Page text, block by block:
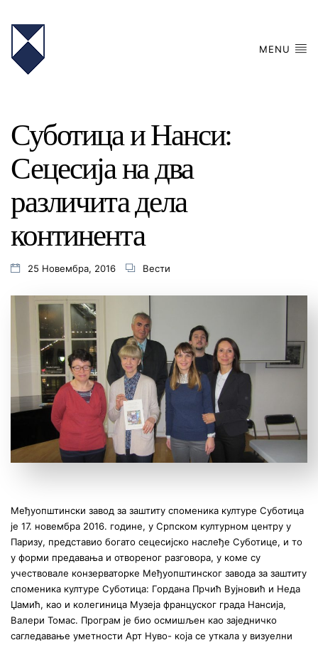
MENU
Суботица и Нанси:
Сецесија на два
различита дела
континента
25 Новембра, 2016 Вести
Међуопштински завод за заштиту споменика културе Суботица
је 17. новембра 2016. године, у Српском културном центру у
Паризу, представио богато сецесијско наслеђе Суботице, и то
у форми предавања и отвореног разговора, у коме су
учествовале конзерваторке Међуопштинског завода за заштиту
споменика културе Суботица: Гордана Прчић Вујновић и Неда
Џамић, као и колегиница Музеја француског града Нансија,
Валери Томас. Програм је био осмишљен као заједничко
сагледавање уметности Арт Нуво- која се уткала у визуелни